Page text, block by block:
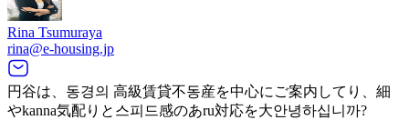
Rina Tsumuraya
rina@e-housing.jp
円谷は、동경의 高級賃貸不동産を中心にご案内してり、細
やkanna気配りと스피드感のあru対応を大안녕하십니까?